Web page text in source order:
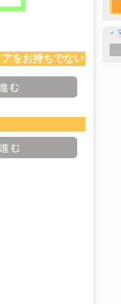
アをお持ちでない